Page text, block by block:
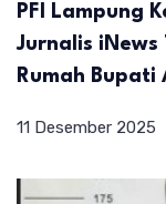
PFI Lampung
Jurnalis iNews
Rumah
11 Desember 2025